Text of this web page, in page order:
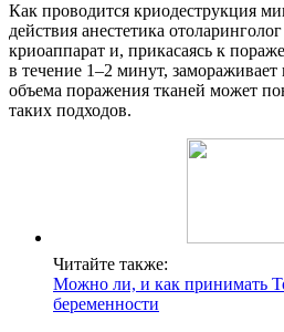
Как проводится криодеструкция
действия анестетика
криоаппарат и, прикасаясь к
в течение 1–2 минут,
объема поражения тканей может
таких подходов.
Читайте также:
Можно ли, и как принимать
беременности